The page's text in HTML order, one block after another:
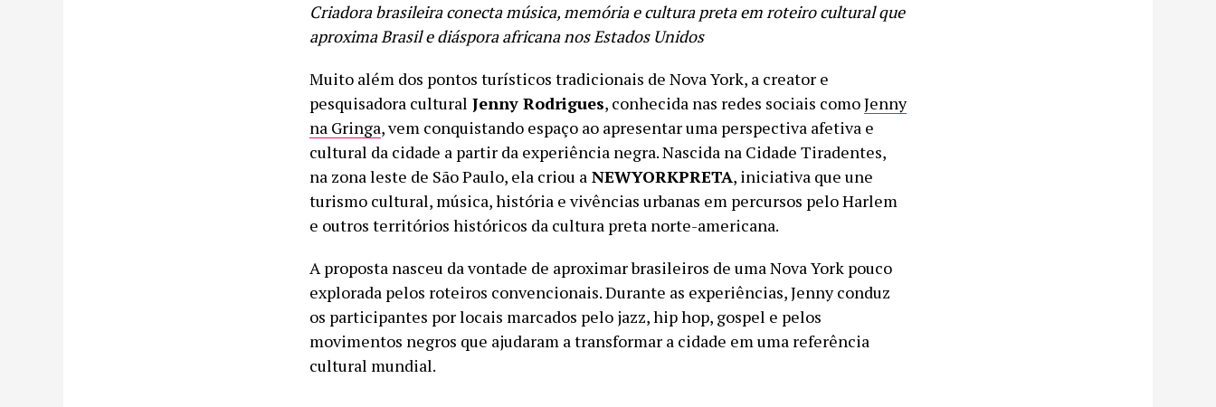
Criadora brasileira conecta música, memória e cultura preta em roteiro cultural que
aproxima Brasil e diáspora africana nos Estados Unidos
Muito além dos pontos turísticos tradicionais de Nova York, a creator e
pesquisadora cultural Jenny Rodrigues, conhecida nas redes sociais comoJenny
na Gringa, vem conquistando espaço ao apresentar uma perspectiva afetiva e
cultural da cidade a partir da experiência negra. Nascida na Cidade Tiradentes,
na zona leste de São Paulo, ela criou a NEWYORKPRETA, iniciativa que une
turismo cultural, música, história e vivências urbanas em percursos pelo Harlem
e outros territórios históricos da cultura preta norte-americana.
A proposta nasceu da vontade de aproximar brasileiros de uma Nova York pouco
explorada pelos roteiros convencionais. Durante as experiências, Jenny conduz
os participantes por locais marcados pelo jazz, hip hop, gospel e pelos
movimentos negros que ajudaram a transformar a cidade em uma referência
cultural mundial.